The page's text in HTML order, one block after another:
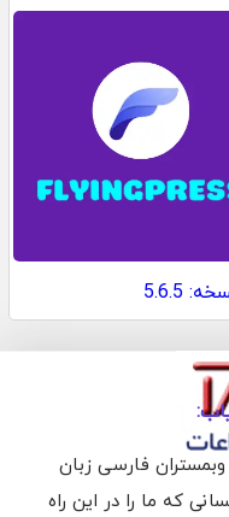
5.6.5
فارسی زبان
که ما را در این راه